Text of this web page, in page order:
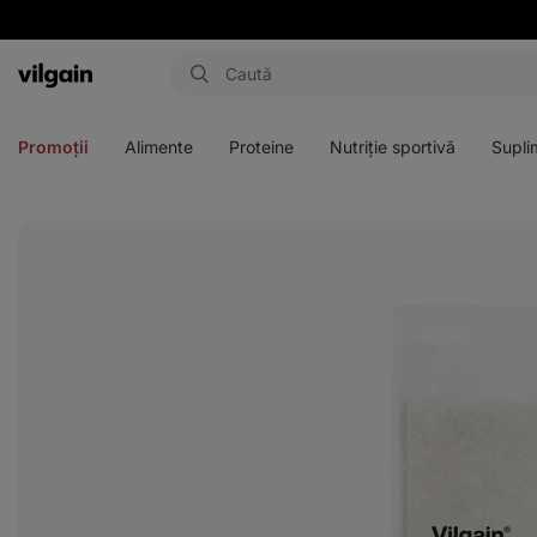
Aktin
Promoții Alimente Proteine Nutriție sportivă